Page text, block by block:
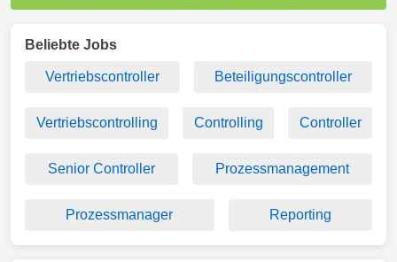
Beliebte Jobs
Vertriebscontroller Beteiligungscontroller
Vertriebscontrolling Controlling Controller
Senior Controller Prozessmanagement
Prozessmanager Reporting